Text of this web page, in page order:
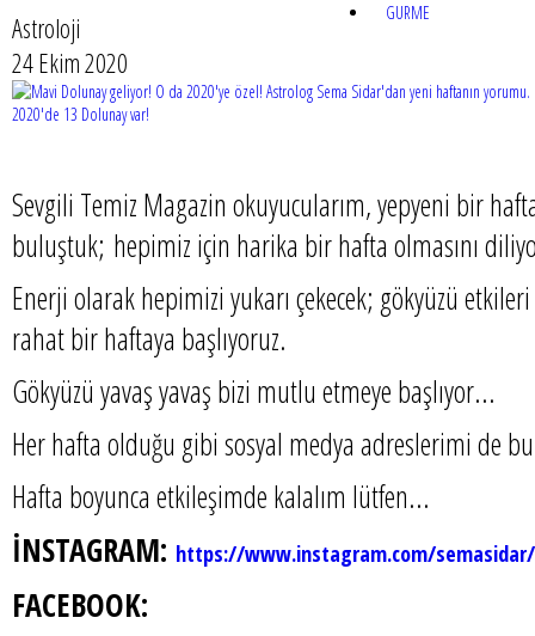
GURME
Astroloji
24 Ekim 2020
Sevgili Temiz Magazin okuyucularım, yepyeni bir
buluştuk; hepimiz için harika bir hafta olmasını
Enerji olarak hepimizi yukarı çekecek; gökyüzü etkileri
rahat bir haftaya başlıyoruz.
Gökyüzü yavaş yavaş bizi mutlu etmeye başlıyor...
Her hafta olduğu gibi sosyal medya adreslerimi de
Hafta boyunca etkileşimde kalalım lütfen...
İNSTAGRAM: https://www.instagram.com/semasidar/
FACEBOOK: